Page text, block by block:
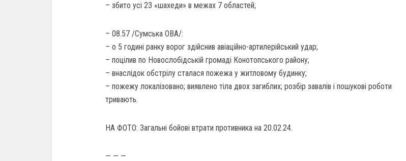
– збито усі 23 «шахеди» в межах 7 областей;
– 08.57 /Сумська ОВА/:
– о 5 годині ранку ворог здійснив авіаційно-артилерійський удар;
– поцілив по Новослобідській громаді Конотопського району;
– внаслідок обстрілу сталася пожежа у житловому будинку;
– пожежу локалізовано; виявлено тіла двох загиблих; розбір завалів і пошукові роботи
тривають.
НА ФОТО: Загальні бойові втрати противника на 20.02.24.
— — —